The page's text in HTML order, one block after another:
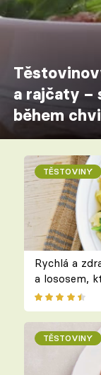
a rajčaty –
během
TĚSTOVINY
Rychlá a
a lososem,
TĚSTOVINY